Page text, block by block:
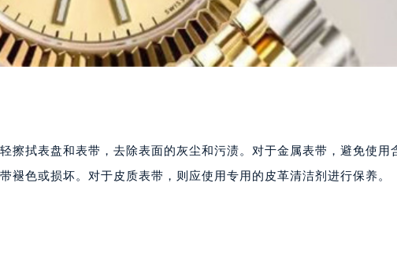
擦拭表盘和表带，去除表面的灰尘和污渍。对于金属表带，避免使用
褪色或损坏。对于皮质表带，则应使用专用的皮革清洁剂进行保养。